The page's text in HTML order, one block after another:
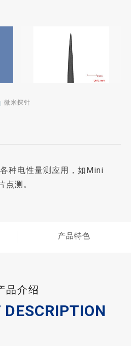
微米探针
种电性量测应用，如Mini
点测。
产品特色
品介绍
DESCRIPTION